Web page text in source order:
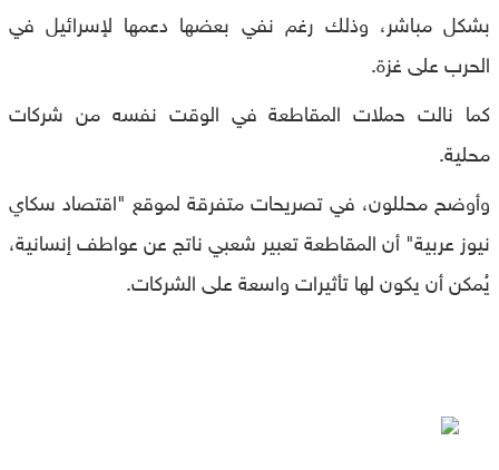
بشكل مباشر، وذلك رغم نفي بعضها دعمها لإسرائيل في
الحرب على غزة.
كما نالت حملات المقاطعة في الوقت نفسه من شركات
محلية.
وأوضح محللون، في تصريحات متفرقة لموقع "اقتصاد سكاي
نيوز عربية" أن المقاطعة تعبير شعبي ناتج عن عواطف إنسانية،
يُمكن أن يكون لها تأثيرات واسعة على الشركات.